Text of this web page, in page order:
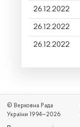
26.12.2022
26.12.2022
26.12.2022
© Верховна Рада
України 1994—2026